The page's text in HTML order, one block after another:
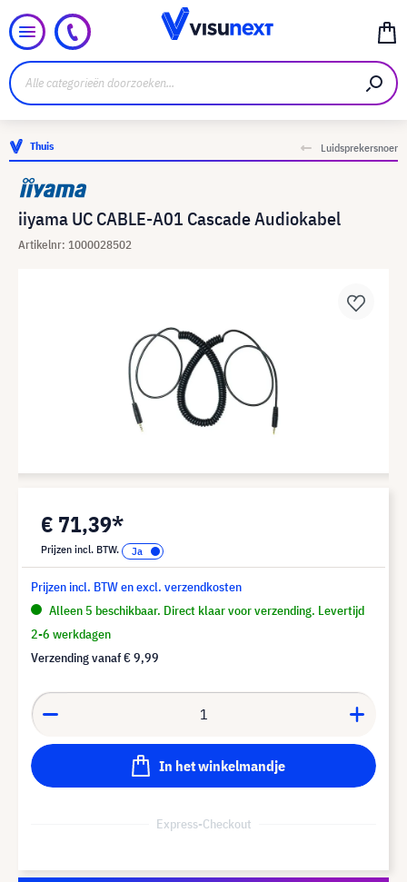
Thuis Luidsprekersnoer
iiyama UC CABLE-A01 Cascade Audiokabel
Artikelnr: 1000028502
€ 71,39*
Prijzen incl. BTW.
Prijzen incl. BTW en excl. verzendkosten
Alleen 5 beschikbaar. Direct klaar voor verzending. Levertijd
2-6 werkdagen
Verzending vanaf€ 9,99
In het winkelmandje
Express-Checkout